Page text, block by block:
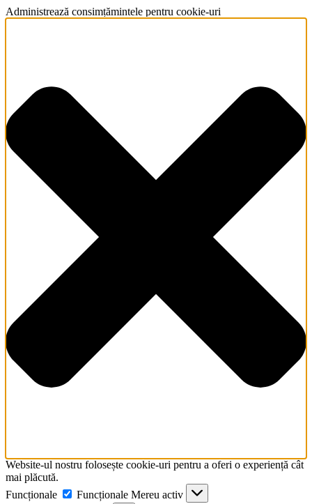
Administrează consimțămintele pentru cookie-uri
Website-ul nostru folosește cookie-uri pentru a oferi o experiență cât
mai plăcută.
Funcționale
Funcționale Mereu activ